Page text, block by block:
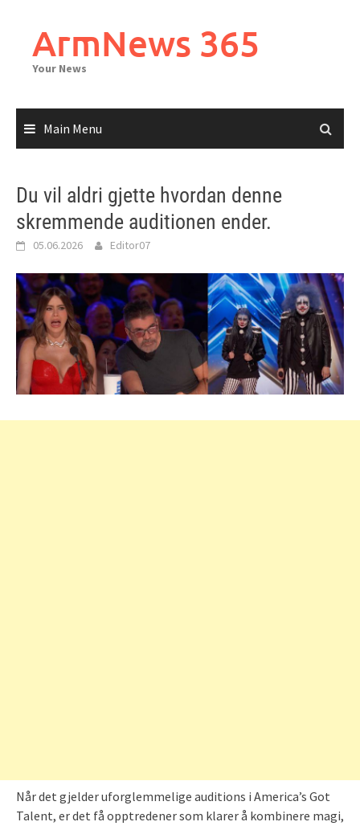
contentArmNews 365
Your News
Main Menu
Du vil aldri gjette hvordan denne
skremmende auditionen ender.
05.06.2026 Editor07
Når det gjelder uforglemmelige auditions i America’s Got
Talent, er det få opptredener som klarer å kombinere magi,